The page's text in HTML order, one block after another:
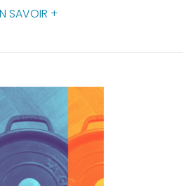
SAVOIR +